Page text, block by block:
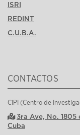
ISRI
REDINT
C.U.B.A.
CONTACTOS
CIPI (Centro de
3ra Ave, No. 1805
Cuba